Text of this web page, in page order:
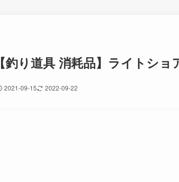
【釣り道具 消耗品】ライトシ
2021-09-15 2022-09-22